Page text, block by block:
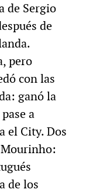
de Sergio
de
pero
con las
ganó la
a
el City. Dos
de los